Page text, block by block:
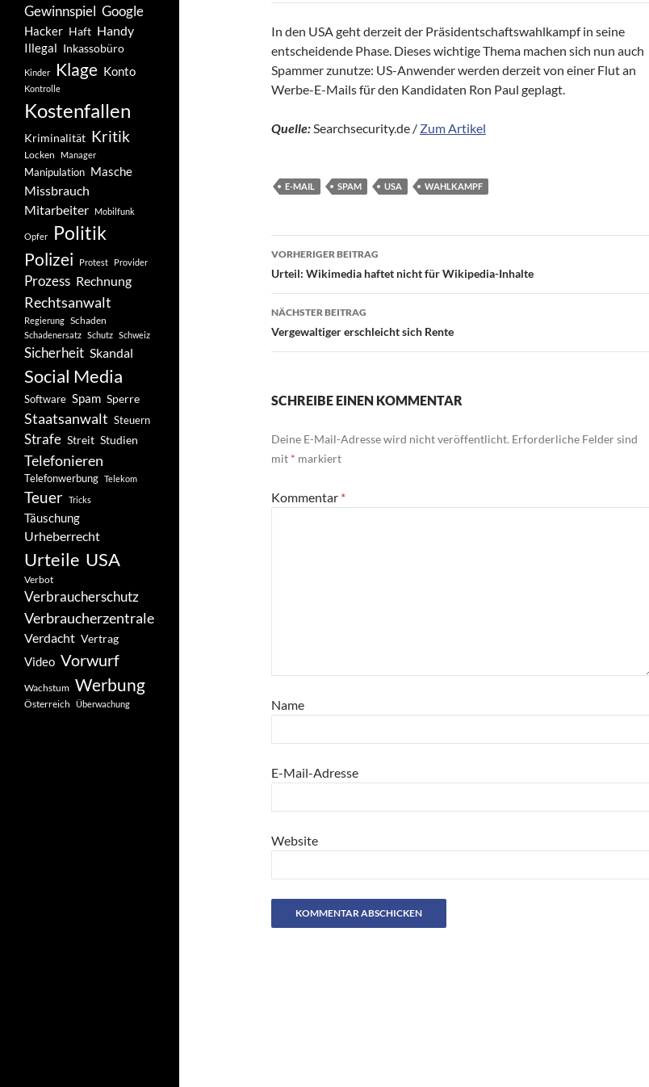
In den USA geht derzeit der Präsidentschaftswahlkampf in seine
entscheidende Phase. Dieses wichtige Thema machen sich nun auch
Spammer zunutze: US-Anwender werden derzeit von einer Flut an
Werbe-E-Mails für den Kandidaten Ron Paul geplagt.
Quelle:Searchsecurity.de / Zum Artikel
E-MAIL SPAM USA WAHLKAMPF
Beitragsnavigation
VORHERIGER BEITRAG
Urteil: Wikimedia haftet nicht für Wikipedia-Inhalte
NÄCHSTER BEITRAG
Vergewaltiger erschleicht sich Rente
SCHREIBE EINEN KOMMENTAR
Deine E-Mail-Adresse wird nicht veröffentlicht. Erforderliche Felder sind
mit * markiert
Kommentar *
Name
E-Mail-Adresse
Website
Gewinnspiel Google
Hacker Haft Handy
Illegal Inkassobüro
Kinder Klage Konto
Kontrolle
Kostenfallen
Kriminalität Kritik
Locken Manager
Manipulation Masche
Missbrauch
Mitarbeiter
Mobilfunk
Opfer Politik
Polizei Protest Provider
Prozess Rechnung
Rechtsanwalt
Regierung Schaden
Schadenersatz Schutz Schweiz
Sicherheit Skandal
Social Media
Software Spam Sperre
Staatsanwalt Steuern
Strafe Streit Studien
Telefonieren
Telefonwerbung Telekom
Teuer Tricks
Täuschung
Urheberrecht
Urteile USA
Verbot
Verbraucherschutz
Verbraucherzentrale
Verdacht Vertrag
Video Vorwurf
Wachstum Werbung
Österreich Überwachung